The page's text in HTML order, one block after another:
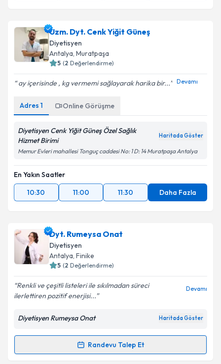
Uzm. Dyt. Cenk Yiğit Güneş
Diyetisyen
Antalya, Muratpaşa
5 (2 Değerlendirme)
ay içerisinde , kg vermemi sağlayarak harika bir... Devamı
Adres 1 Online Görüşme
Diyetisyen Cenk Yiğit Güneş Özel Sağlık
Hizmet Birimi
Haritada Göster
Memur Evleri mahallesi Tonguç caddesi No: 1 D: 14 Muratpaşa Antalya
En Yakın Saatler
10:30
11:00 11:30 Daha Fazla
Dyt. Rumeysa Onat
Diyetisyen
Antalya, Finike
5 (2 Değerlendirme)
Renkli ve çeşitli listeleri ile sıkılmadan süreci
ilerlettiren pozitif enerjisi...
Devamı
Diyetisyen Rumeysa Onat Haritada Göster
Randevu Talep Et
Randevu Takvimi Talebi